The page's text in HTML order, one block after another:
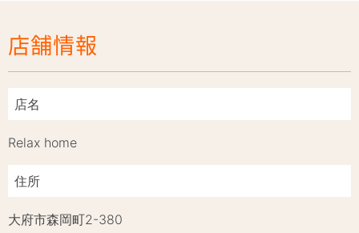
店舗情報
店名
Relax home
住所
大府市森岡町2-380